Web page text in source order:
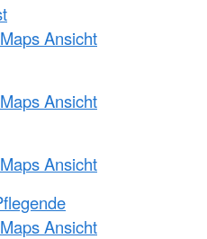
Ansicht
Ansicht
Ansicht
Ansicht